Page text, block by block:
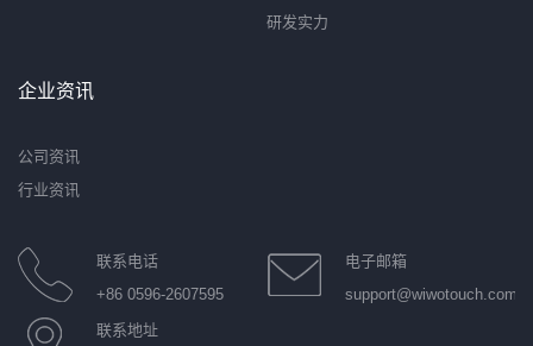
研发实力
企业资讯
公司资讯
行业资讯
联系电话
+86 0596-2607595
电子邮箱
support@wiwotouch.com
联系地址